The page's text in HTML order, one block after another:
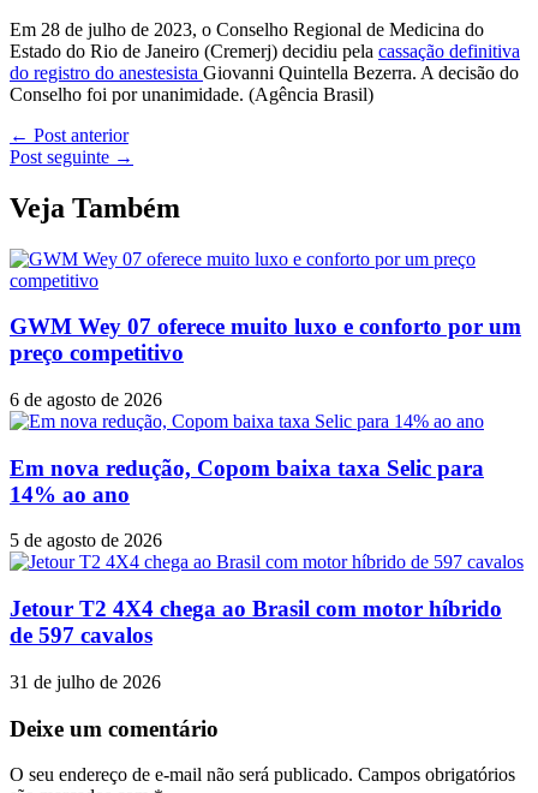
Em 28 de julho de 2023, o Conselho Regional de Medicina do
Estado do Rio de Janeiro (Cremerj) decidiu pela cassação definitiva
do registro do anestesista Giovanni Quintella Bezerra. A decisão do
Conselho foi por unanimidade. (Agência Brasil)
← Post anterior
Post seguinte →
Veja Também
GWM Wey 07 oferece muito luxo e conforto por um
preço competitivo
6 de agosto de 2026
Em nova redução, Copom baixa taxa Selic para
14% ao ano
5 de agosto de 2026
Jetour T2 4X4 chega ao Brasil com motor híbrido
de 597 cavalos
31 de julho de 2026
Deixe um comentário
O seu endereço de e-mail não será publicado. Campos obrigatórios